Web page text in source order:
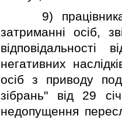
9) працiвника
затриманнi осiб,
вiдповiдальностi
негативних
осiб з приводу
зiбрань" вiд 29
недопущення